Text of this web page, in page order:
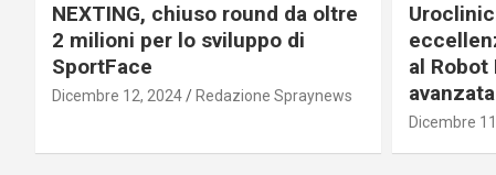
NEXTING, chiuso round da oltre
2 milioni per lo sviluppo di
SportFace
Dicembre 12, 2024 Redazione Spraynews
al Robot
avanzata
Dicembre